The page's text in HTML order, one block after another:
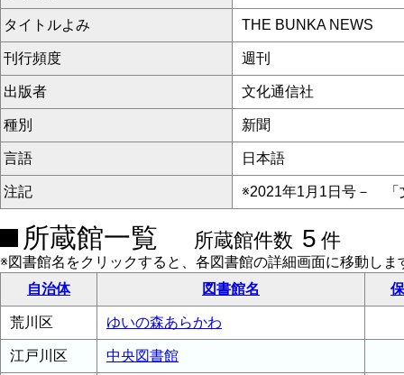
タイトルよみ THE BUNKA NEWS
刊行頻度 週刊
出版者 文化通信社
種別 新聞
言語 日本語
注記 ※2021年1月1日号－ 「
所蔵館一覧 所蔵館件数 5 件
※図書館名をクリックすると、各図書館の詳細画面に移動しま
自治体
図書館名
荒川区 ゆいの森あらかわ
江戸川区 中央図書館